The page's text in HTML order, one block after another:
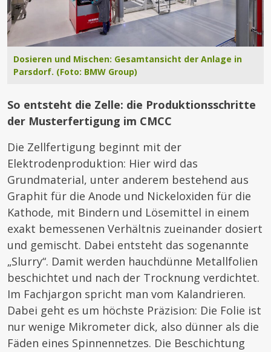
Dosieren und Mischen: Gesamtansicht der Anlage in
Parsdorf. (Foto: BMW Group)
So entsteht die Zelle: die Produktionsschritte
der Musterfertigung im CMCC
Die Zellfertigung beginnt mit der
Elektrodenproduktion: Hier wird das
Grundmaterial, unter anderem bestehend aus
Graphit für die Anode und Nickeloxiden für die
Kathode, mit Bindern und Lösemittel in einem
exakt bemessenen Verhältnis zueinander dosiert
und gemischt. Dabei entsteht das sogenannte
„Slurry“. Damit werden hauchdünne Metallfolien
beschichtet und nach der Trocknung verdichtet.
Im Fachjargon spricht man vom Kalandrieren.
Dabei geht es um höchste Präzision: Die Folie ist
nur wenige Mikrometer dick, also dünner als die
Fäden eines Spinnennetzes. Die Beschichtung